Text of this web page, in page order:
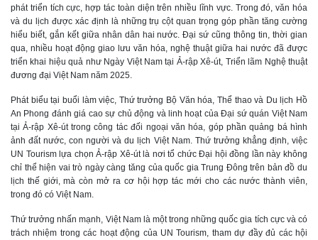
phát triển tích cực, hợp tác toàn diện trên nhiều lĩnh vực. Trong đó, văn hóa
và du lịch được xác định là những trụ cột quan trọng góp phần tăng cường
hiểu biết, gắn kết giữa nhân dân hai nước. Đại sứ cũng thông tin, thời gian
qua, nhiều hoạt động giao lưu văn hóa, nghệ thuật giữa hai nước đã được
triển khai hiệu quả như Ngày Việt Nam tại Ả-rập Xê-út, Triển lãm Nghệ thuật
đương đại Việt Nam năm 2025.
Phát biểu tại buổi làm việc, Thứ trưởng Bộ Văn hóa, Thể thao và Du lịch Hồ
An Phong đánh giá cao sự chủ động và linh hoạt của Đại sứ quán Việt Nam
tại Ả-rập Xê-út trong công tác đối ngoại văn hóa, góp phần quảng bá hình
ảnh đất nước, con người và du lịch Việt Nam. Thứ trưởng khẳng định, việc
UN Tourism lựa chọn Ả-rập Xê-út là nơi tổ chức Đại hội đồng lần này không
chỉ thể hiện vai trò ngày càng tăng của quốc gia Trung Đông trên bản đồ du
lịch thế giới, mà còn mở ra cơ hội hợp tác mới cho các nước thành viên,
trong đó có Việt Nam.
Thứ trưởng nhấn mạnh, Việt Nam là một trong những quốc gia tích cực và có
trách nhiệm trong các hoạt động của UN Tourism, tham dự đầy đủ các hội